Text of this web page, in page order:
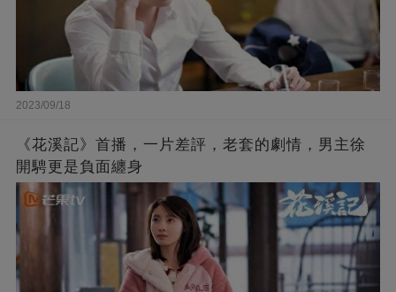
2023/09/18
《花溪記》首播，一片差評，老套的劇情，男主徐
開騁更是負面纏身